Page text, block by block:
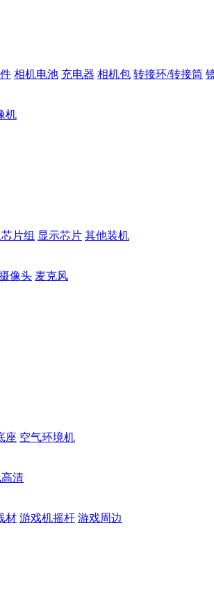
相机电池 充电器 相机包 转接环/转接筒
机
片组 显示芯片 其他装机
像头 麦克风
座 空气环境机
清
材 游戏机摇杆 游戏周边